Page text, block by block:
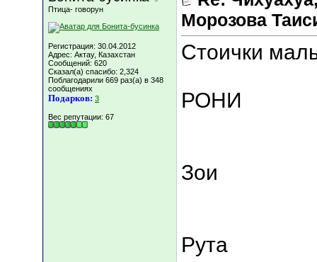
Птица- говорун
Регистрация: 30.04.2012
Адрес: Актау, Казахстан
Сообщений: 620
Сказал(а) спасибо: 2,324
Поблагодарили 669 раз(а) в 348
сообщениях
Подарков: 3
Вес репутации: 67
Морозова
Стоички
РОНИ
Зои
Рута